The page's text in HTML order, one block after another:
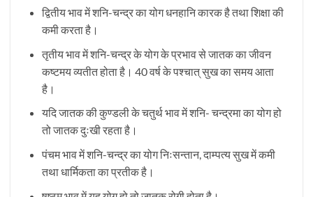
द्वितीय भाव में शनि-चन्द्र का योग धनहानि कारक है तथा शिक्षा की
कमी करता है।
तृतीय भाव में शनि-चन्द्र के योग के प्रभाव से जातक का जीवन
कष्टमय व्यतीत होता है। 40 वर्ष के पश्चात् सुख का समय आता
है।
यदि जातक की कुण्डली के चतुर्थ भाव में शनि- चन्द्रमा का योग हो
तो जातक दुःखी रहता है।
पंचम भाव में शनि-चन्द्र का योग निःसन्तान, दाम्पत्य सुख में कमी
तथा धार्मिकता का प्रतीक है।